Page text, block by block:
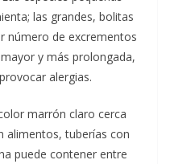
las grandes, bolitas
número de excrementos
y más prolongada,
alergias.
marrón claro cerca
alimentos, tuberías con
puede contener entre